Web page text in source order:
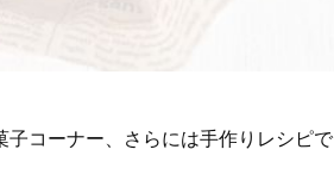
コーナー、さらには手作りレシピで